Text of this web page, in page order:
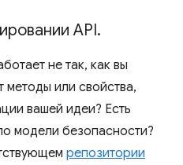
API.
не так, как вы
методы или свойства,
вашей идеи? Есть
модели безопасности?
репозитории